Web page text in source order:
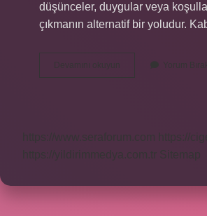
düşünceler, duygular veya
çıkmanın alternatif bir yoludur.
Devamını okuyun
Şeyi
Yorum Bırak
https://www.seraforum.com
https://
https://yildirimmedya.com.tr Sitemap